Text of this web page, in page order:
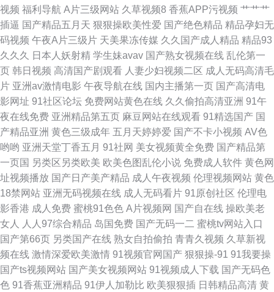
香蕉国产 美女探花综合 亚洲激情
视频 福利导航 A片三级网站 久草视频8 香蕉APP污视频 艹艹艹
插逼 国产精品五月天 狠狠操欧美性爱 国产绝色精品 精品孕妇无
码视频 午夜A片三级片 天美果冻传媒 久久国产成人精品 精品93
久久久
日本人妖射精 学生妹avav 国产熟女视频在线 乱伦第一
页 韩日视频 高清国产剧观看 人妻少妇视频二区 成人无码高清毛
片 亚洲av激情电影 午夜导航在线 国内主播第一页 国产高清电
影网址 91社区论坛 免费网站黄色在线 久久偷拍高清亚洲 91午
夜在线免费 亚洲精品第五页 麻豆网站在线观看 91精选国产 国
产精品亚洲 黄色三级成年 五月天婷婷爱 国产不卡小视频 AV色
哟哟 亚洲天堂丁香五月 91社网 美女视频黄全免费 国产精品第
一页国 另类区另类欧美 欧美色图乱伦小说 免费成人软件 黄色网
址视频播放 国产日产美产精品 成人午夜视频 伦理视频网站 黄色
18禁网站 亚洲无码视频在线 成人无码看片 91原创社区 伦理电
影香港 成人免费 蜜桃91色色 A片视频网 国产自在线 操欧美老
女人
人人97综合精品 岛国免费 国产无码一二 蜜桃tv网站入口
国产第66页 另类国产在线 熟女自拍偷拍 青青久视频 久草新视
频在线 激情深爱欧美激情 91视频官网国产 狠狠操-91 91我要操
国产ts视频网站 国产美女视频网站 91视频成人下载 国产无码色
色 91香蕉亚洲精品 91伊人加勒比 欧美狠狠插 日韩精品高清 黄